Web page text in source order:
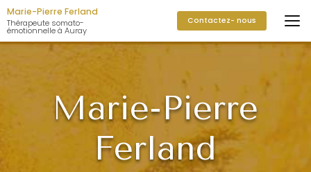
Aller
au
contenu
Marie-Pierre Ferland
Thérapeute somato-
émotionnelle à Auray
Contactez- nous
Marie-Pierre
Ferland